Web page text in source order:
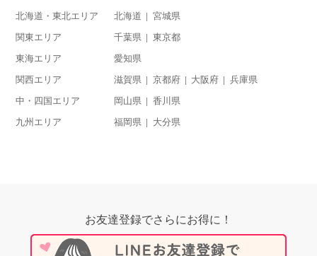
北海道・東北エリア 北海道 宮城県
関東エリア 千葉県 東京都
東海エリア 愛知県
関西エリア 滋賀県 京都府 大阪府 兵庫県
中・四国エリア 岡山県 香川県
九州エリア 福岡県 大分県
お友達登録でさらにお得に！